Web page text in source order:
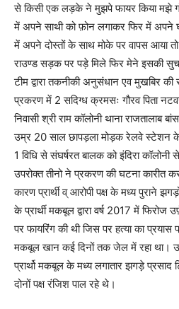
से किसी एक लड़के ने मुझपे फायर किया मझे
में अपने साथी को फ़ोन लगाकर फिर में अपने
में अपने दोस्तों के साथ मोके पर वापस आया
राउण्ड सड़क पर पड़े मिले फिर मेने इसकी
टीम द्वारा तकनीकी अनुसंधान एव मुखबिर की
प्रकरण में 2 सदिग्ध क्रमसः गौरव पिता
निवासी श्री राम कॉलोनी थाना राजतालाब
उम्र 20 साल छापड़ला मोड़क रेलवे स्टेशन के
1 विधि से संघर्षरत बालक को इंदिरा
उपरोक्त तीनो ने प्रकरण की घटना कारीत
कारण प्रार्थी व् आरोपी पक्ष के मध्य पुराने
के प्रार्थी मकबूल द्वारा वर्ष 2017 में फिरोज
पर फायरिंग की थी जिस पर हत्या का प्रयास
मकबूल खान कई दिनों तक जेल में रहा था।
प्रार्थो मकबूल के मध्य लगातार झगड़े प्रसाद
दोनों पक्ष रंजिश पाल रहे थे।